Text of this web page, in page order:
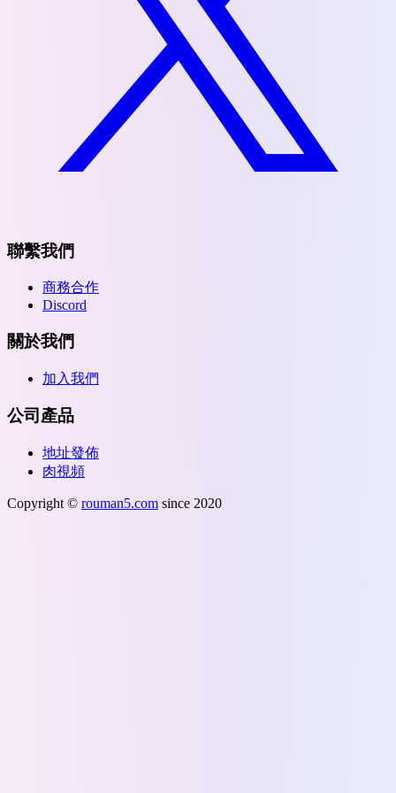
聯繫我們
商務合作
Discord
關於我們
加入我們
公司產品
地址發佈
肉視頻
Copyright © rouman5.com since 2020